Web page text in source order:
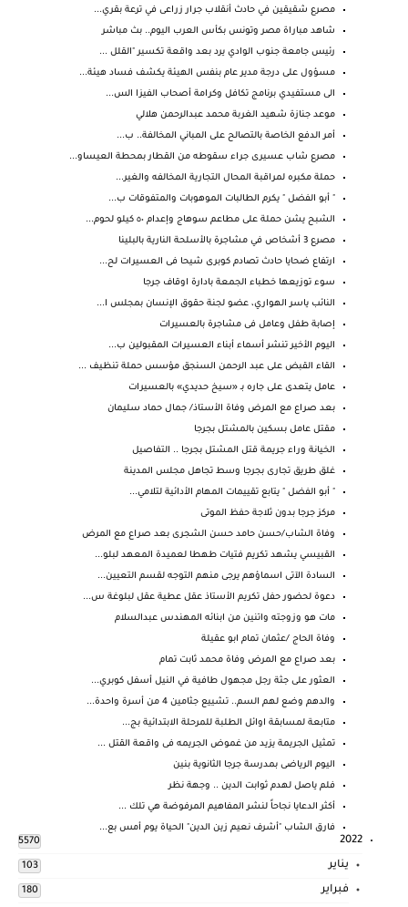
مصرع شقيقين في حادث أنقلاب جرار زراعى في ترعة بقري...
شاهد مباراة مصر وتونس بكأس العرب اليوم.. بث مباشر
رئيس جامعة جنوب الوادي يرد بعد واقعة تكسير "القلل ...
مسؤول على درجة مدير عام بنفس الهيئة يكشف فساد هيئة...
الى مستفيدي برنامج تكافل وكرامة أصحاب الفيزا الس...
موعد جنازة شهيد الغربة محمد عبدالرحمن هلالي
أمر الدفع الخاصة بالتصالح على المباني المخالفة.. ب...
مصرع شاب عسيرى جراء سقوطه من القطار بمحطة العيساو...
حملة مكبره لمراقبة المحال التجارية المخالفه والغير...
" أبو الفضل " يكرم الطالبات الموهوبات والمتفوقات ب...
الشبح يشن حملة على مطاعم سوهاج وإعدام ٥٠ كيلو لحوم...
مصرع 3 أشخاص في مشاجرة بالأسلحة النارية بالبلينا
ارتفاع ضحايا حادث تصادم كوبرى شيحا فى العسيرات لح...
سوء توزيعها خطباء الجمعة بادارة اوقاف جرجا
النائب ياسر الهواري، عضو لجنة حقوق الإنسان بمجلس ا...
إصابة طفل وعامل فى مشاجرة بالعسيرات
اليوم الأخير تنشر أسماء أبناء العسيرات المقبولين ب...
القاء القبض على عبد الرحمن السنجق مؤسس حملة تنظيف ...
عامل يتعدى على جاره بـ «سيخ حديدي» بالعسيرات
بعد صراع مع المرض وفاة الأستاذ/ جمال حماد سليمان
مقتل عامل بسكين بالمشتل بجرجا
الخيانة وراء جريمة قتل المشتل بجرجا .. التفاصيل
غلق طريق تجارى بجرجا وسط تجاهل مجلس المدينة
" أبو الفضل " يتابع تقييمات المهام الأدائية لتلامي...
مركز جرجا بدون ثلاجة حفظ الموتى
وفاة الشاب/حسن حامد حسن الشجرى بعد صراع مع المرض
القبيسي يشهد تكريم فتيات طهطا لعميدة المعهد لبلو...
السادة الآتى اسماؤهم يرجى منهم التوجه لقسم التعيين...
دعوة لحضور حفل تكريم الأستاذ عقل عطية عقل لبلوغة س...
مات هو وزوجته واتنين من ابنائه المهندس عبدالسلام
وفاة الحاج /عثمان تمام ابو عقيلة
بعد صراع مع المرض وفاة محمد ثابت تمام
العثور على جثة رجل مجهول طافية في النيل أسفل كوبري...
والدهم وضع لهم السم.. تشييع جثامين 4 من أسرة واحدة...
متابعة لمسابقة اوائل الطلبة للمرحلة الابتدائية بج...
تمثيل الجريمة يزيد من غموض الجريمه فى واقعة القتل ...
اليوم الرياضى بمدرسة جرجا الثانوية بنين
فلم ياصل لهدم ثوابت الدين .. وجهة نظر
أكثر الدعايا نجاحاً لنشر المفاهيم المرفوضة هي تلك ...
فارق الشاب "أشرف نعيم زين الدين" الحياة يوم أمس بع...
2022
5570
يناير 103
فبراير 180